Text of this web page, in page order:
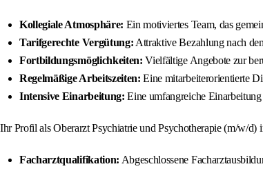
Kollegiale Atmosphäre: Ein motiviertes Team, das
Tarifgerechte Vergütung: Attraktive Bezahlung nach
Fortbildungsmöglichkeiten: Vielfältige Angebote zur
Regelmäßige Arbeitszeiten: Eine mitarbeiterorientierte
Intensive Einarbeitung: Eine umfangreiche
Ihr Profil als Oberarzt Psychiatrie und Psychotherapie (m/w/d)
Facharztqualifikation: Abgeschlossene